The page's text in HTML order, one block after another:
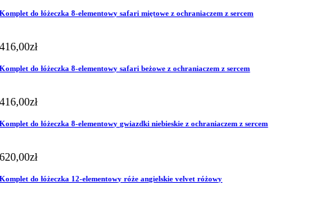
Komplet do łóżeczka 8-elementowy safari miętowe z ochraniaczem z sercem
416,00zł
Komplet do łóżeczka 8-elementowy safari beżowe z ochraniaczem z sercem
416,00zł
Komplet do łóżeczka 8-elementowy gwiazdki niebieskie z ochraniaczem z sercem
620,00zł
Komplet do łóżeczka 12-elementowy róże angielskie velvet różowy